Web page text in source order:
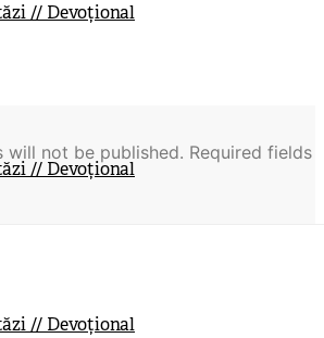
// Devoțional
// Devoțional
// Devoțional
will not be published. Required fields